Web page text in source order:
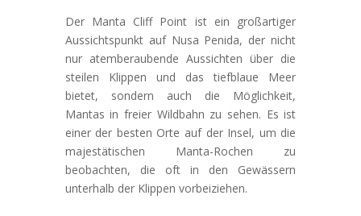
Der Manta Cliff Point ist ein großartiger
Aussichtspunkt auf Nusa Penida, der nicht
nur atemberaubende Aussichten über die
steilen Klippen und das tiefblaue Meer
bietet, sondern auch die Möglichkeit,
Mantas in freier Wildbahn zu sehen. Es ist
einer der besten Orte auf der Insel, um die
majestätischen Manta-Rochen zu
beobachten, die oft in den Gewässern
unterhalb der Klippen vorbeiziehen.